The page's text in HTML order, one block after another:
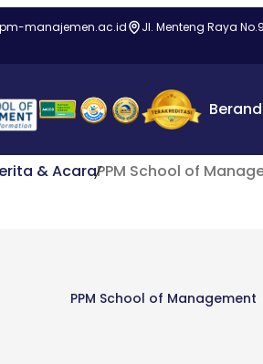
manajemen.ac.id Jl. Menteng Raya
& AcaraPPM School of
PPM School of Management